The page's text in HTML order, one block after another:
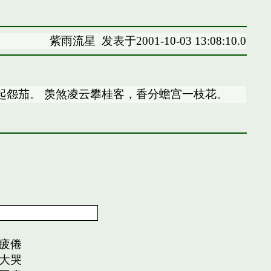
紫雨流星 发表于2001-10-03 13:08:10.0
茄。 羡煞凌云攀桂客，香分蟾宫一枝花。
倦
哭